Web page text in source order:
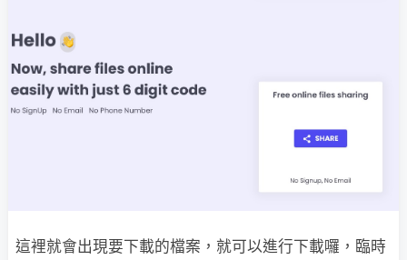
這裡就會出現要下載的檔案，就可以進行下載囉，臨時